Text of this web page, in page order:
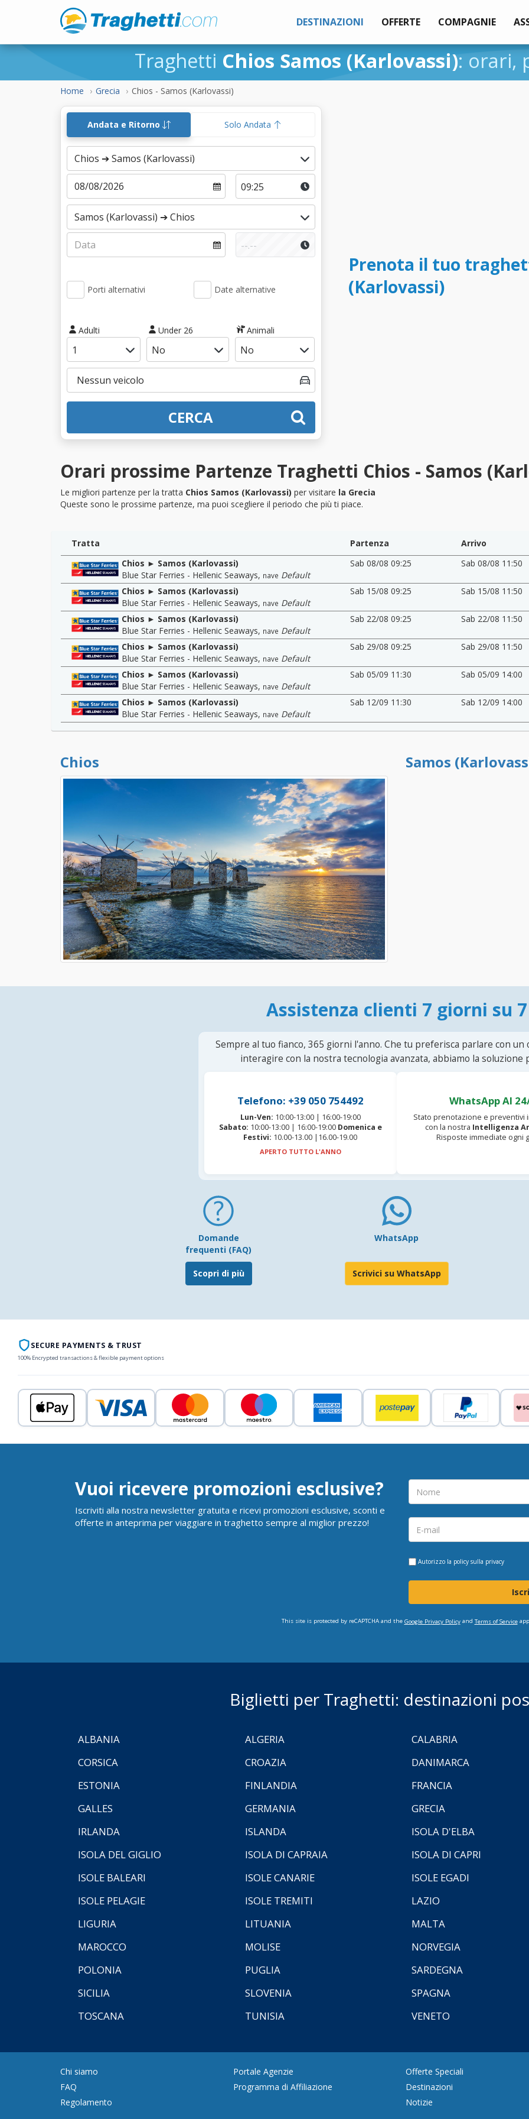
DESTINAZIONI OFFERTE COMPAGNIE
Traghetti Chios Samos (Karlovassi): orari,
Home Grecia Chios - Samos (Karlovassi)
Andata e Ritorno Solo Andata
Porti alternativi Date alternative
Adulti Under 26 Animali
CERCA
Prenota il tuo
(Karlovassi)
Orari prossime Partenze Traghetti Chios - Samos
Le migliori partenze per la tratta Chios Samos (Karlovassi) per visitare la Grecia
Queste sono le prossime partenze, ma puoi scegliere il periodo che più ti piace.
Tratta Partenza Arrivo
Chios ► Samos (Karlovassi)
Blue Star Ferries - Hellenic Seaways, nave Default
Sab 08/08 09:25 Sab 08/08 11:50
Chios ► Samos (Karlovassi)
Blue Star Ferries - Hellenic Seaways, nave Default
Sab 15/08 09:25 Sab 15/08 11:50
Chios ► Samos (Karlovassi)
Blue Star Ferries - Hellenic Seaways, nave Default
Sab 22/08 09:25 Sab 22/08 11:50
Chios ► Samos (Karlovassi)
Blue Star Ferries - Hellenic Seaways, nave Default
Sab 29/08 09:25 Sab 29/08 11:50
Chios ► Samos (Karlovassi)
Blue Star Ferries - Hellenic Seaways, nave Default
Sab 05/09 11:30 Sab 05/09 14:00
Chios ► Samos (Karlovassi)
Blue Star Ferries - Hellenic Seaways, nave Default
Sab 12/09 11:30 Sab 12/09 14:00
Chios Samos
Assistenza clienti 7 giorni su 7
Sempre al tuo fianco, 365 giorni l'anno. Che tu preferisca parlare con un
interagire con la nostra tecnologia avanzata, abbiamo la soluzione
Telefono: +39 050 754492
Lun-Ven: 10:00-13:00 | 16:00-19:00
Sabato: 10:00-13:00 | 16:00-19:00 Domenica e
Festivi: 10.00-13.00 |16.00-19.00
APERTO TUTTO L'ANNO
WhatsApp AI
Stato prenotazione e preventivi
con la nostra Intelligenza
Risposte immediate ogni
Domande
frequenti (FAQ)
Scopri di più
WhatsApp
Scrivici su WhatsApp
SECURE PAYMENTS & TRUST
100% Encrypted transactions & flexible payment options
Vuoi ricevere promozioni esclusive?
Iscriviti alla nostra newsletter gratuita e ricevi promozioni esclusive, sconti e
offerte in anteprima per viaggiare in traghetto sempre al miglior prezzo!
Autorizzo la policy sulla privacy
This site is protected by reCAPTCHA and the Google Privacy Policyand Terms of Service
Biglietti per Traghetti: destinazioni
ALBANIA ALGERIA CALABRIA
CORSICA
CROAZIA DANIMARCA
ESTONIA
FINLANDIA FRANCIA
GALLES
GERMANIA GRECIA
IRLANDA
ISLANDA ISOLA D'ELBA
ISOLA DEL GIGLIO
ISOLA DI CAPRAIA ISOLA DI CAPRI
ISOLE BALEARI
ISOLE CANARIE ISOLE EGADI
ISOLE PELAGIE
ISOLE TREMITI LAZIO
LIGURIA
LITUANIA MALTA
MAROCCO
MOLISE NORVEGIA
POLONIA
PUGLIA SARDEGNA
SICILIA
SLOVENIA SPAGNA
TOSCANA
TUNISIA VENETO
Chi siamo
FAQ
Regolamento
Portale Agenzie
Programma di Affiliazione
Offerte Speciali
Destinazioni
Notizie